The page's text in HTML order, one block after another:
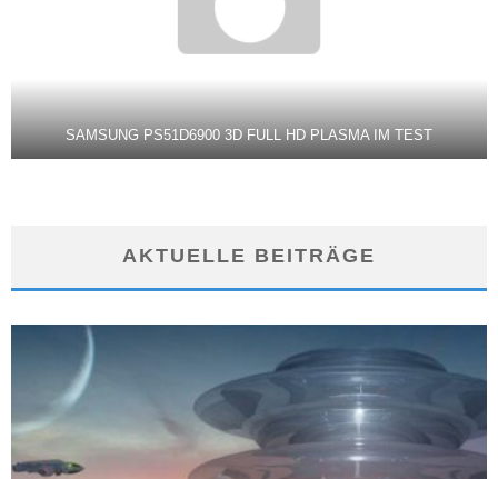
SAMSUNG PS51D6900 3D FULL HD PLASMA IM TEST
AKTUELLE BEITRÄGE